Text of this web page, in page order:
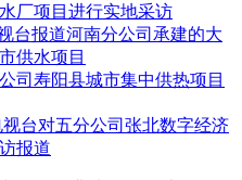
厂项目进行实地采访
台报道河南分公司承建的大
供水项目
司寿阳县城市集中供热项目
台对五分公司张北数字经济
报道